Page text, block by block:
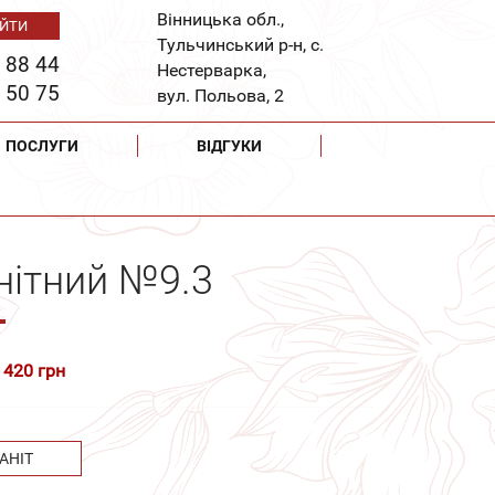
44
75
Вінницька обл.,
Тульчинський р-н, с.
Нестерварка,
вул. Польова, 2
ПОСЛУГИ ВІДГУКИ
№9.3
грн